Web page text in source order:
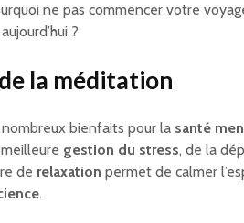
ne pas commencer votre
?
la méditation
bienfaits pour la santé
gestion du stress, de la
de relaxation permet de calmer
.